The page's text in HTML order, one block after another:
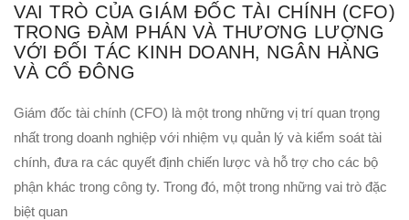
VAI TRÒ CỦA GIÁM ĐỐC TÀI CHÍNH (CFO)
TRONG ĐÀM PHÁN VÀ THƯƠNG LƯỢNG
VỚI ĐỐI TÁC KINH DOANH, NGÂN HÀNG
VÀ CỔ ĐÔNG
Giám đốc tài chính (CFO) là một trong những vị trí quan trọng
nhất trong doanh nghiệp với nhiệm vụ quản lý và kiểm soát tài
chính, đưa ra các quyết định chiến lược và hỗ trợ cho các bộ
phận khác trong công ty. Trong đó, một trong những vai trò đặc
biệt quan